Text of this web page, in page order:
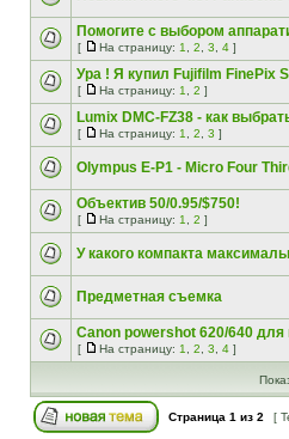
Помогите с выбором
[ На страницу: 1 2 3 4 ]
Ура ! Я купил Fujifilm FinePix
[ На страницу: 1 2 ]
Lumix DMC-FZ38 - как
[ На страницу: 1 2 3 ]
Olympus E-P1 - Micro Four
Объектив 50/0.95/$750!
[ На страницу: 1 2 ]
У какого компакта
Предметная съемка
Canon powershot 620/640
[ На страницу: 1 2 3 4 ]
Страница 1 из 2 [